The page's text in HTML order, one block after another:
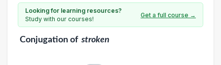
Looking for learning resources?
Study with our courses!
Get a full course →
Conjugationof stroken